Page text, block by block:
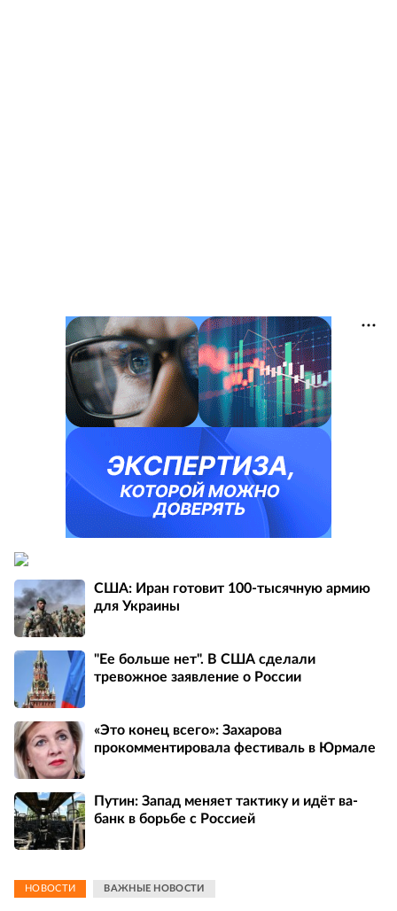
США: Иран готовит 100-тысячную армию
для Украины
"Ее больше нет". В США сделали
тревожное заявление о России
«Это конец всего»: Захарова
прокомментировала фестиваль в Юрмале
Путин: Запад меняет тактику и идёт ва-
банк в борьбе с Россией
НОВОСТИ ВАЖНЫЕ НОВОСТИ